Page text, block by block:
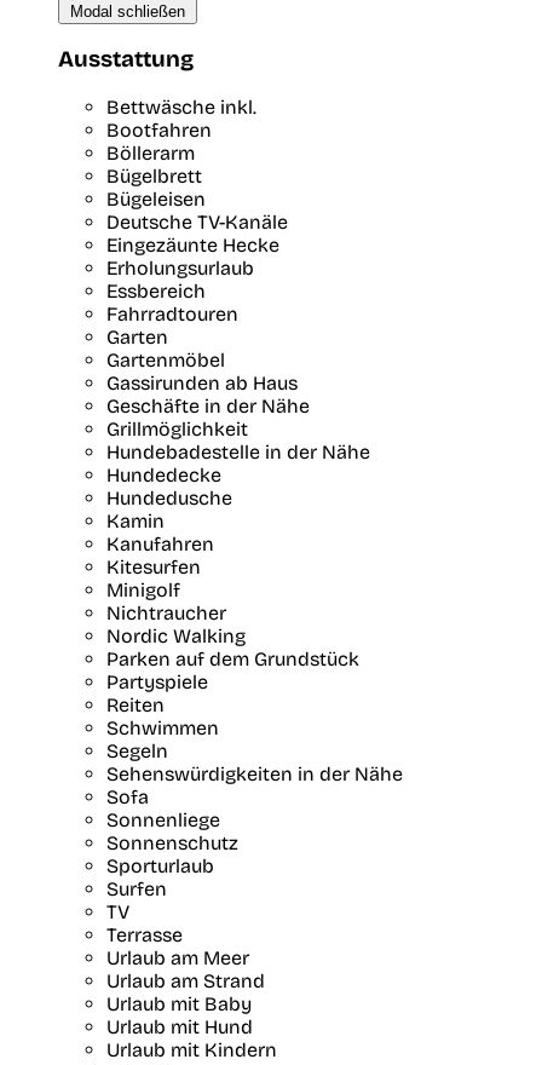
Modal schließen
Ausstattung
Bettwäsche inkl.
Bootfahren
Böllerarm
Bügelbrett
Bügeleisen
Deutsche TV-Kanäle
Eingezäunte Hecke
Erholungsurlaub
Essbereich
Fahrradtouren
Garten
Gartenmöbel
Gassirunden ab Haus
Geschäfte in der Nähe
Grillmöglichkeit
Hundebadestelle in der Nähe
Hundedecke
Hundedusche
Kamin
Kanufahren
Kitesurfen
Minigolf
Nichtraucher
Nordic Walking
Parken auf dem Grundstück
Partyspiele
Reiten
Schwimmen
Segeln
Sehenswürdigkeiten in der Nähe
Sofa
Sonnenliege
Sonnenschutz
Sporturlaub
Surfen
TV
Terrasse
Urlaub am Meer
Urlaub am Strand
Urlaub mit Baby
Urlaub mit Hund
Urlaub mit Kindern